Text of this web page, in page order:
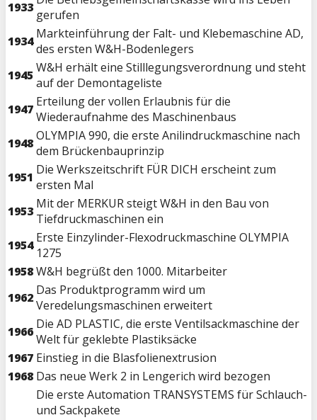
1933 gerufen
1934 Markteinführung der Falt- und Klebemaschine AD,
des ersten W&H-Bodenlegers
1945 W&H erhält eine Stilllegungsverordnung und steht
auf der Demontageliste
1947 Erteilung der vollen Erlaubnis für die
Wiederaufnahme des Maschinenbaus
1948OLYMPIA 990, die erste Anilindruckmaschine nach
dem Brückenbauprinzip
1951 Die Werkszeitschrift FÜR DICH erscheint zum
ersten Mal
1953 Mit der MERKUR steigt W&H in den Bau von
Tiefdruckmaschinen ein
1954 Erste Einzylinder-Flexodruckmaschine OLYMPIA
1275
1958W&H begrüßt den 1000. Mitarbeiter
1962 Das Produktprogramm wird um
Veredelungsmaschinen erweitert
1966 Die AD PLASTIC, die erste Ventilsackmaschine der
Welt für geklebte Plastiksäcke
1967 Einstieg in die Blasfolienextrusion
1968 Das neue Werk 2 in Lengerich wird bezogen
Die erste Automation TRANSYSTEMS für Schlauch-
und Sackpakete